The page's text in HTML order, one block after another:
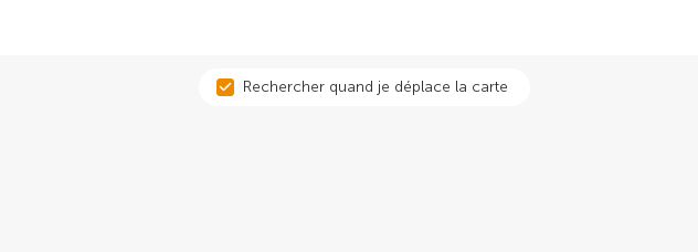
Rechercher quand je déplace la carte